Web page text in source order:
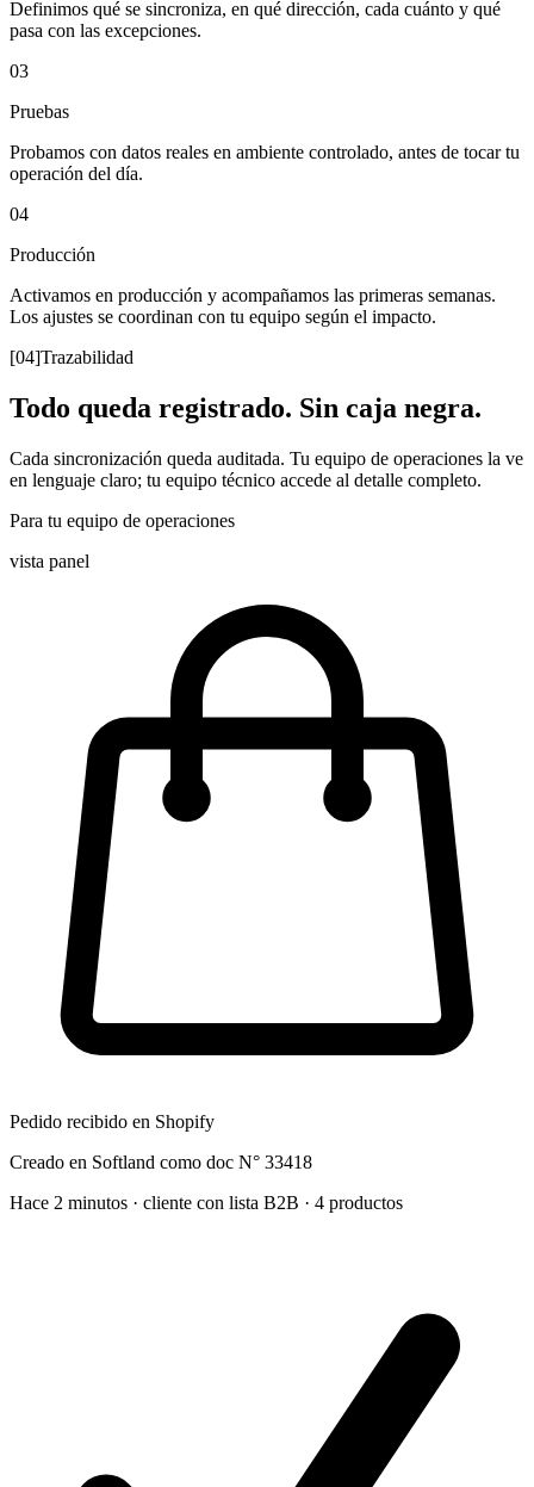
Definimos qué se sincroniza, en qué dirección, cada cuánto y qué
pasa con las excepciones.
03
Pruebas
Probamos con datos reales en ambiente controlado, antes de tocar tu
operación del día.
04
Producción
Activamos en producción y acompañamos las primeras semanas.
Los ajustes se coordinan con tu equipo según el impacto.
[04]Trazabilidad
Todo queda registrado. Sin caja negra.
Cada sincronización queda auditada. Tu equipo de operaciones la ve
en lenguaje claro; tu equipo técnico accede al detalle completo.
Para tu equipo de operaciones
vista panel
Pedido recibido en Shopify
Creado en Softland como doc N° 33418
Hace 2 minutos · cliente con lista B2B · 4 productos